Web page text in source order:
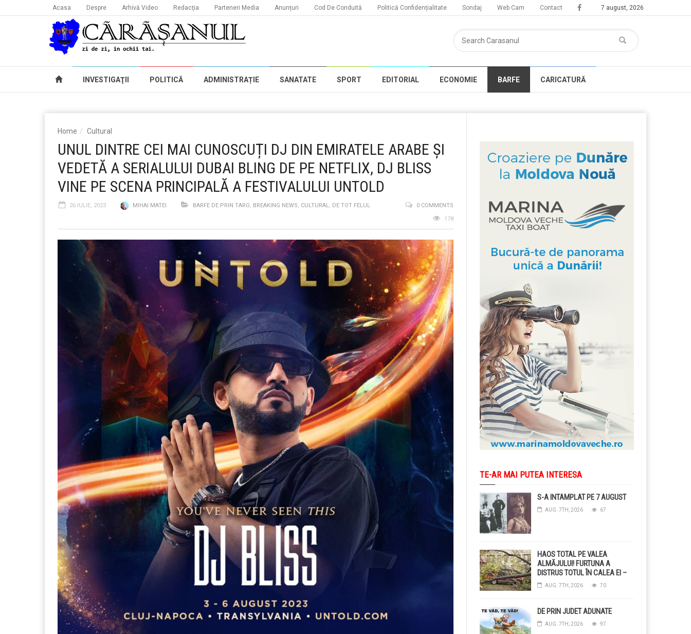
7 august, 2026
Acasa Despre Arhivă Video Redacţia Parteneri Media Anunțuri Cod De Conduită Politică Confidențialitate Sondaj Web Cam Contact
INVESTIGAŢII POLITICĂ ADMINISTRAȚIE SANATATE SPORT EDITORIAL ECONOMIE BARFE CARICATURĂ
Home Cultural
UNUL DINTRE CEI MAI CUNOSCUȚI DJ DIN EMIRATELE ARABE ȘI
VEDETĂ A SERIALULUI DUBAI BLING DE PE NETFLIX, DJ BLISS
VINE PE SCENA PRINCIPALĂ A FESTIVALULUI UNTOLD
26 IULIE, 2023 MIHAI MATEI BARFE DE PRIN TARG, BREAKING NEWS, CULTURAL, DE TOT FELUL
0 COMMENTS
178
TE-AR MAI PUTEA INTERESA
S-A INTAMPLAT PE 7 AUGUST
AUG. 7TH, 2026 67
HAOS TOTAL PE VALEA
ALMĂJULUI! FURTUNA A
DISTRUS TOTUL ÎN CALEA EI –
COPACI CĂZUȚI, DRUMURI
BLOCAȚE, CURENT TĂIAT ȘI
GRINDINĂ!
AUG. 7TH, 2026 70
DE PRIN JUDET ADUNATE
AUG. 7TH, 2026 97